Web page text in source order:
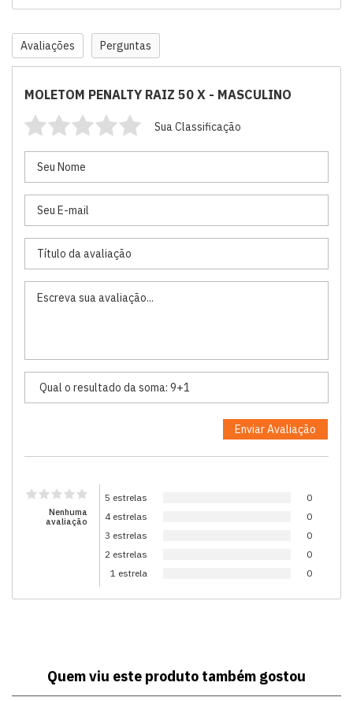
Avaliações Perguntas
MOLETOM PENALTY RAIZ 50 X - MASCULINO
Sua Classificação
Nenhuma
avaliação
5 estrelas
0
4 estrelas
0
3 estrelas
0
2 estrelas
0
1 estrela
0
Quem viu este produto também gostou